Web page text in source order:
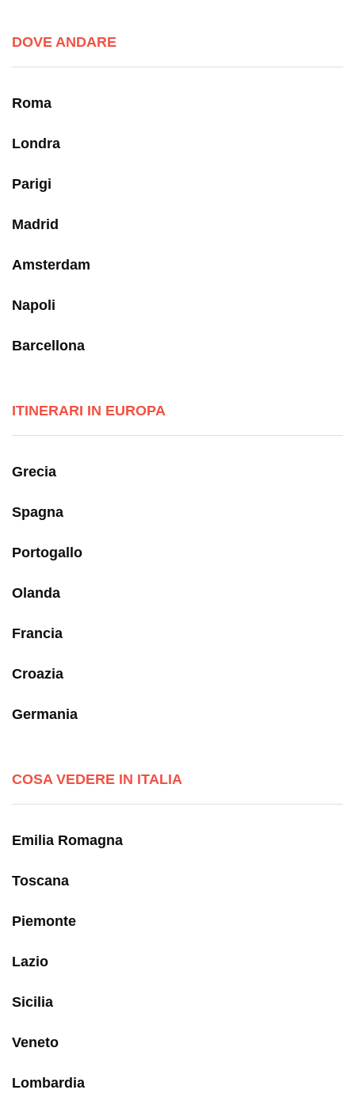
DOVE ANDARE
Roma
Londra
Parigi
Madrid
Amsterdam
Napoli
Barcellona
ITINERARI IN EUROPA
Grecia
Spagna
Portogallo
Olanda
Francia
Croazia
Germania
COSA VEDERE IN ITALIA
Emilia Romagna
Toscana
Piemonte
Lazio
Sicilia
Veneto
Lombardia